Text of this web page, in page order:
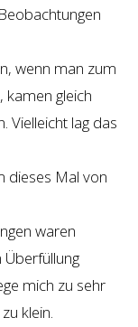
wenn man zum
kamen gleich
Vielleicht lag das
dieses Mal von
waren
Überfüllung
mich zu sehr
klein.